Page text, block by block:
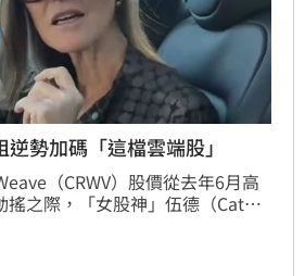
勢加碼「這檔雲端股」
（CRWV）股價從去年6月高
之際，「女股神」伍德（Cathie
旗下Ark Innovation ETF於美股